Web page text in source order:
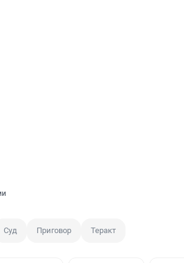
Суд Приговор Теракт